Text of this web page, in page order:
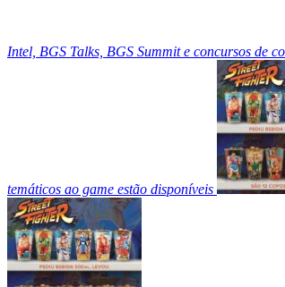
Intel, BGS Talks, BGS Summit e concursos de
temáticos ao game estão disponíveis